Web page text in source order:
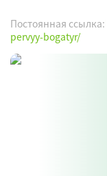
Постоянная ссылка:
pervyy-bogatyr/